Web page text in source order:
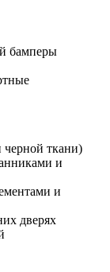
бамперы
черной ткани)
и
и
дверях